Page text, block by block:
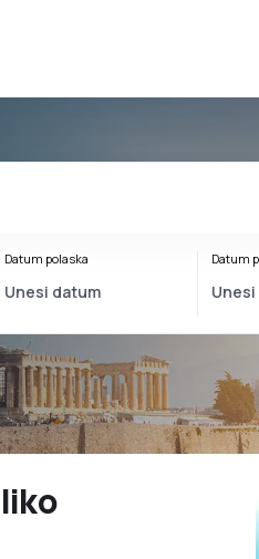
Datum polaska Datum